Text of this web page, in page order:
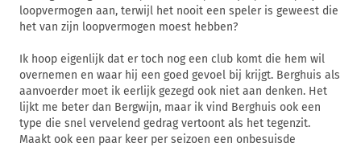
loopvermogen aan, terwijl het nooit een speler is geweest die
het van zijn loopvermogen moest hebben?
Ik hoop eigenlijk dat er toch nog een club komt die hem wil
overnemen en waar hij een goed gevoel bij krijgt. Berghuis als
aanvoerder moet ik eerlijk gezegd ook niet aan denken. Het
lijkt me beter dan Bergwijn, maar ik vind Berghuis ook een
type die snel vervelend gedrag vertoont als het tegenzit.
Maakt ook een paar keer per seizoen een onbesuisde